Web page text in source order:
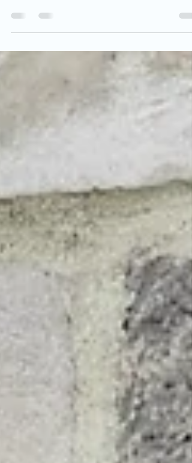
800€ eingekauft! 🔥🥃 Seid gespannt für
welche Sorten wir uns entschieden haben
Website abgeben! 😱 Wir wünschen euch
schon jetzt Frohe Weihnachten und einen
guten Rutsch ins neue Jahr! Eure